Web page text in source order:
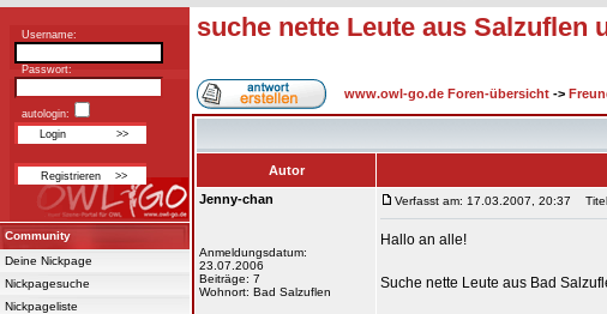
Username:
Passwort:
autologin:
Community
Deine Nickpage
Nickpagesuche
Nickpageliste
suche nette Leute aus Salzuflen
www.owl-go.de Foren-übersicht ->
Autor
Jenny-chan
Anmeldungsdatum:
23.07.2006
Beiträge: 7
Wohnort: Bad Salzuflen
Verfasst am: 17.03.2007, 20:37
Hallo an alle!
Suche nette Leute aus Bad